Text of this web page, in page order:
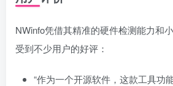
NWinfo凭借其精准的硬件检测能力和
受到不少用户的好评：
“作为一个开源软件，这款工具功